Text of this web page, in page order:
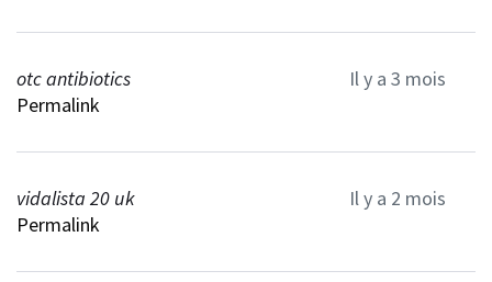
otc antibiotics
Il y a 3 mois
Permalink
vidalista 20 uk
Il y a 2 mois
Permalink